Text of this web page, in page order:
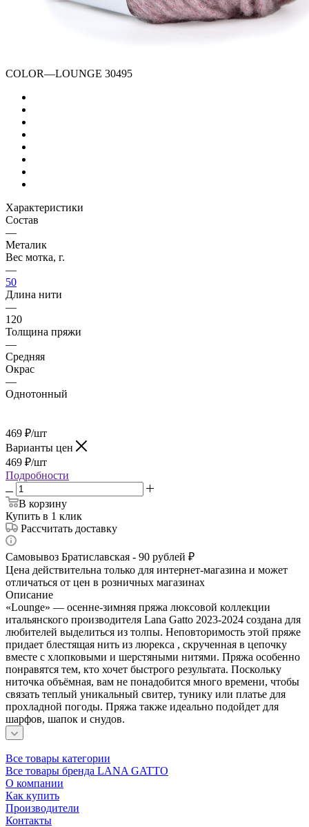
COLOR—LOUNGE 30495
Характеристики
Состав
—
Металик
Вес мотка, г.
—
50
Длина нити
—
120
Толщина пряжи
—
Средняя
Окрас
—
Однотонный
469 ₽/шт
Варианты цен
469 ₽/шт
Подробности
В корзину
Купить в 1 клик
Рассчитать доставку
Самовывоз Братиславская - 90 рублей ₽
Цена действительна только для интернет-магазина и может
отличаться от цен в розничных магазинах
Описание
«Lounge» — осенне-зимняя пряжа люксовой коллекции
итальянского производителя Lana Gatto 2023-2024 создана для
любителей выделиться из толпы. Неповторимость этой пряже
придает блестящая нить из люрекса , скрученная в цепочку
вместе с хлопковыми и шерстяными нитями. Пряжа особенно
понравятся тем, кто хочет быстрого результата. Поскольку
ниточка объёмная, вам не понадобится много времени, чтобы
связать теплый уникальный свитер, тунику или платье для
прохладной погоды. Пряжа также идеально подойдет для
шарфов, шапок и снудов.
Все товары категории
Все товары бренда LANA GATTO
О компании
Как купить
Производители
Контакты